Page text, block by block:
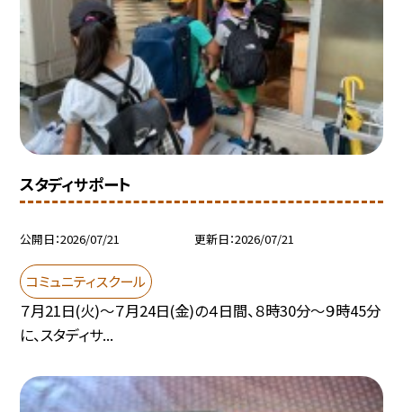
スタディサポート
公開日 2026/07/21 更新日 2026/07/21
コミュニティスクール
７月21日(火)～７月24日(金)の４日間、８時30分～９時45分
に、スタディサ...